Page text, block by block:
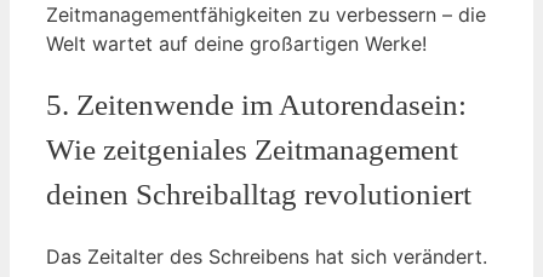
Zeitmanagementfähigkeiten zu verbessern – die
Welt wartet auf deine großartigen Werke!
5. Zeitenwende im Autorendasein:
Wie zeitgeniales Zeitmanagement
deinen Schreiballtag revolutioniert
Das Zeitalter des Schreibens hat sich verändert.